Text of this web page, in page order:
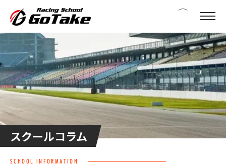
スクールコラム
SCHOOL INFORMATION